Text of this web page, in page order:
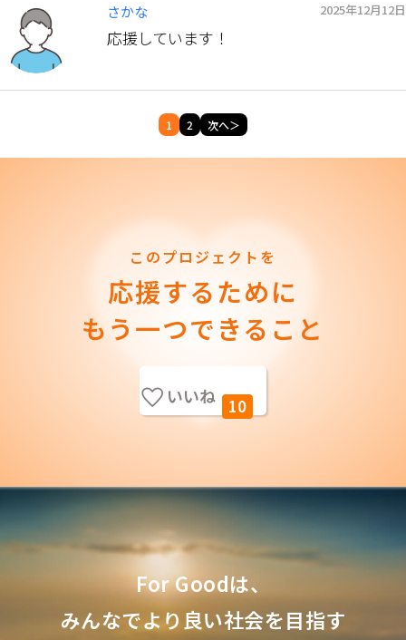
さかな 2025年12月12日
応援しています！
1 2 次へ＞
このプロジェクトを
応援するために
もう一つできること
いいね 10
For Goodは、
みんなでより良い社会を目指す